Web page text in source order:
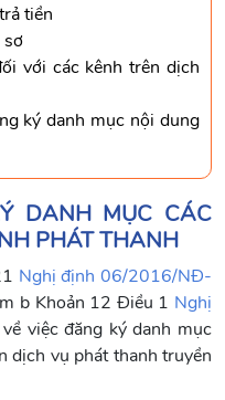
tiền
sơ
với các kênh trên dịch
ký danh mục nội dung
DANH MỤC CÁC
PHÁT THANH
Nghị định 06/2016/NĐ-
b Khoản 12 Điều 1 Nghị
việc đăng ký danh mục
dịch vụ phát thanh truyền